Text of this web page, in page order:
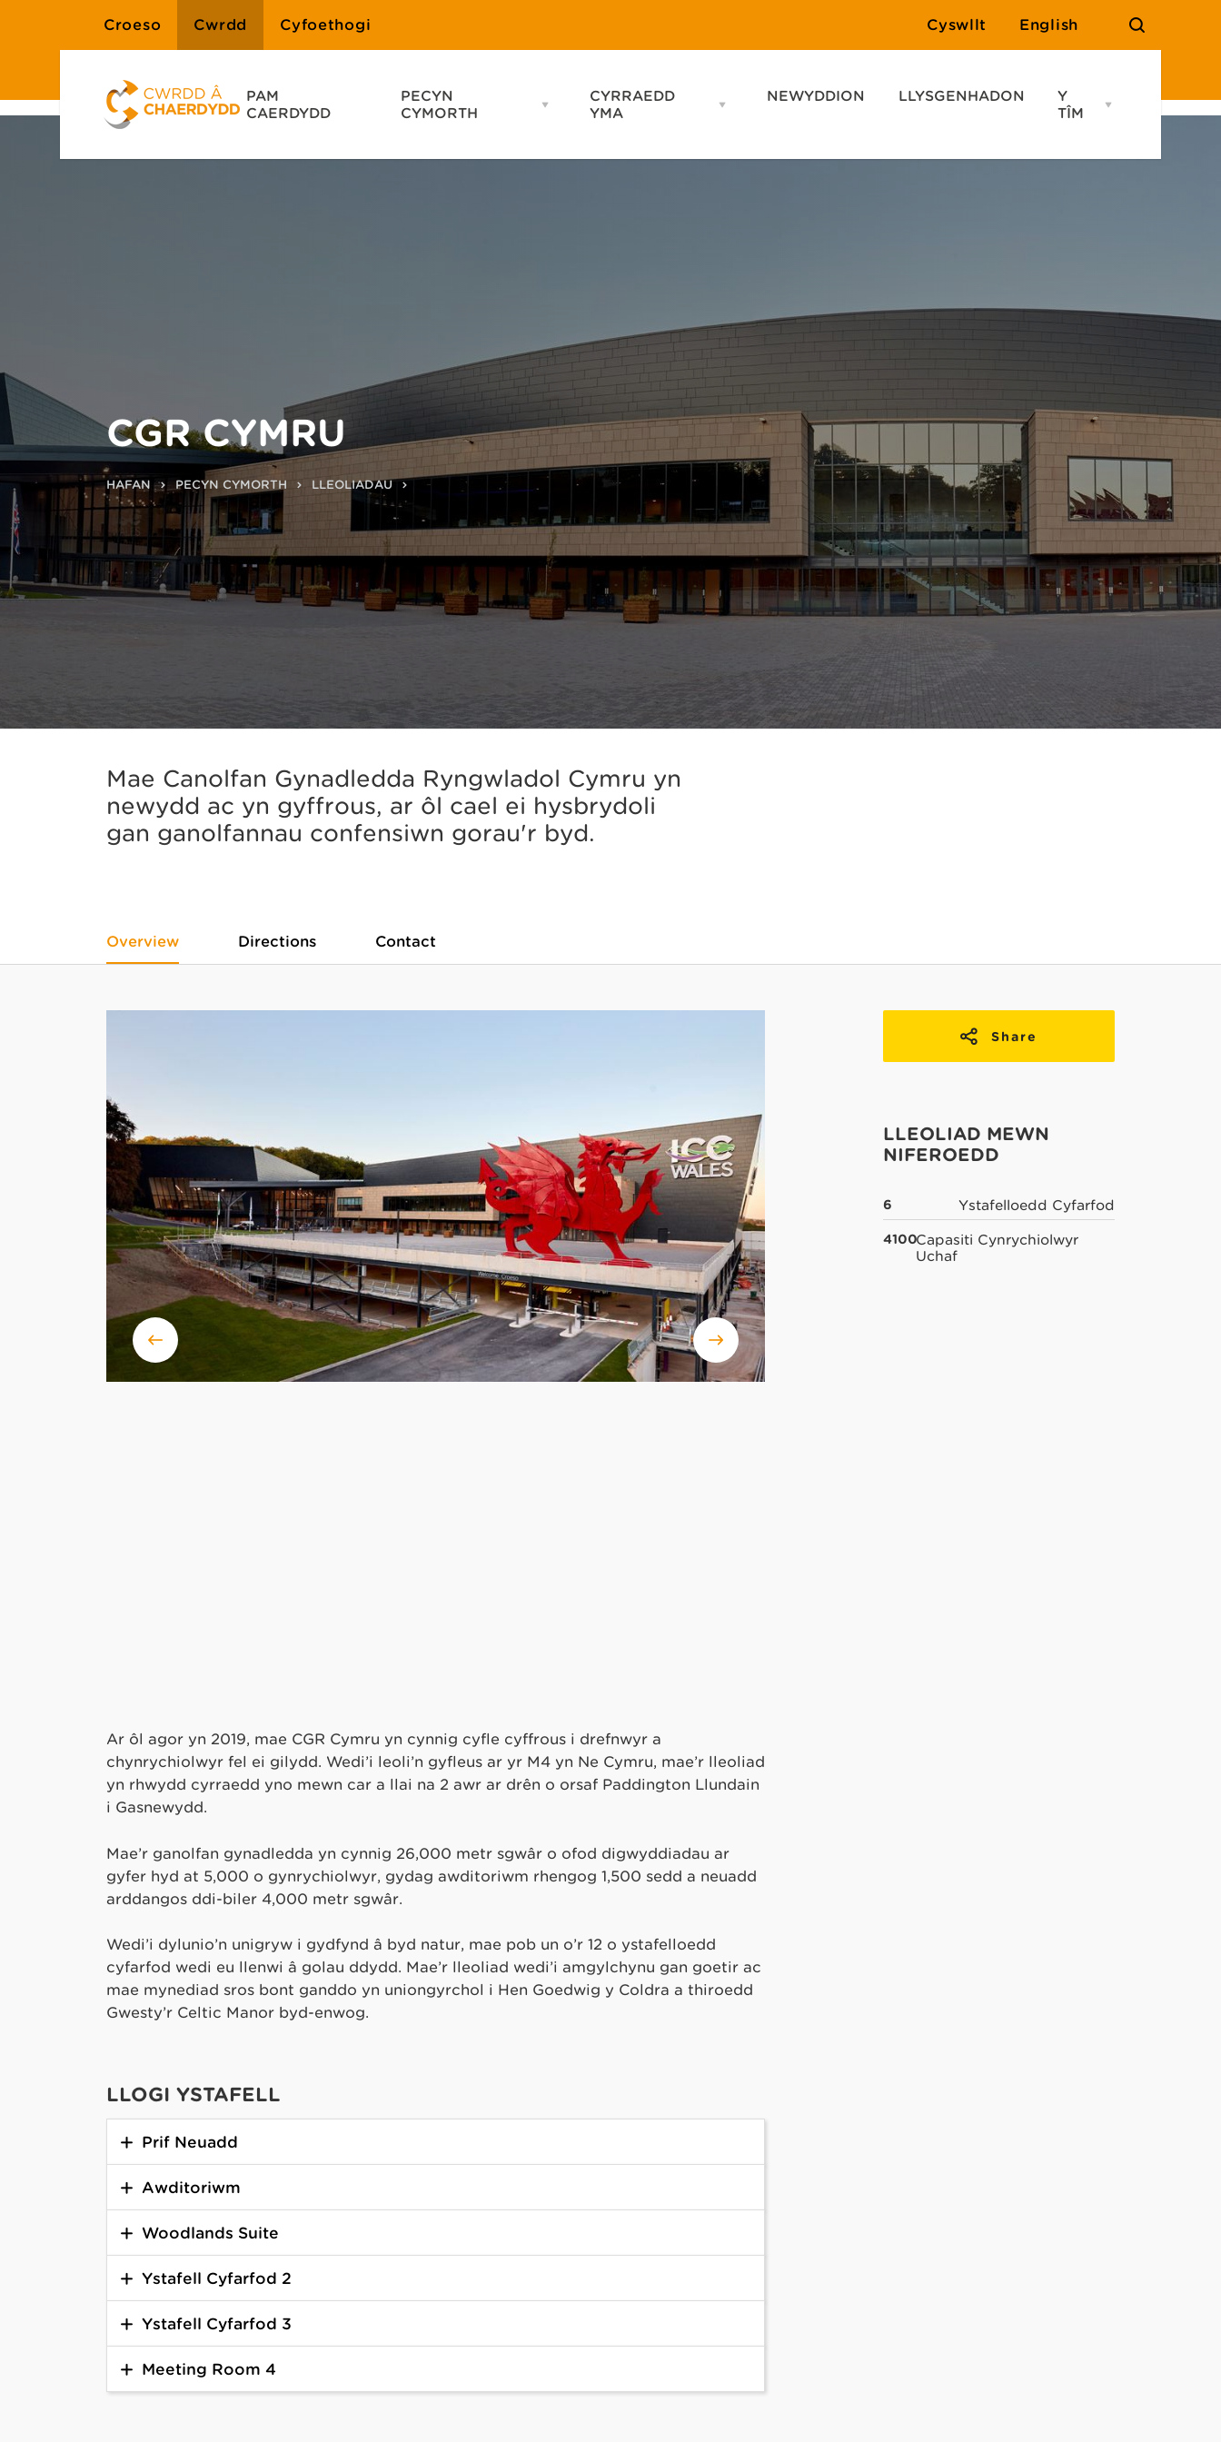
Croeso Cwrdd Cyfoethogi Cyswllt English
PAM
CAERDYDD
PECYN
CYMORTH
Open
menu
CYRRAEDD
YMA
Open
menu
NEWYDDION LLYSGENHADON
Y
TÎM
Open
menu
CGR CYMRU
HAFAN PECYN CYMORTH LLEOLIADAU
Mae Canolfan Gynadledda Ryngwladol Cymru yn
newydd ac yn gyffrous, ar ôl cael ei hysbrydoli
gan ganolfannau confensiwn gorau'r byd.
Overview Directions Contact
Share
LLEOLIAD MEWN
NIFEROEDD
6 Ystafelloedd Cyfarfod
4100Capasiti Cynrychiolwyr
Uchaf
Ar ôl agor yn 2019, mae CGR Cymru yn cynnig cyfle cyffrous i drefnwyr a
chynrychiolwyr fel ei gilydd. Wedi’i leoli’n gyfleus ar yr M4 yn Ne Cymru, mae’r lleoliad
yn rhwydd cyrraedd yno mewn car a llai na 2 awr ar drên o orsaf Paddington Llundain
i Gasnewydd.
Mae’r ganolfan gynadledda yn cynnig 26,000 metr sgwâr o ofod digwyddiadau ar
gyfer hyd at 5,000 o gynrychiolwyr, gydag awditoriwm rhengog 1,500 sedd a neuadd
arddangos ddi-biler 4,000 metr sgwâr.
Wedi’i dylunio’n unigryw i gydfynd â byd natur, mae pob un o’r 12 o ystafelloedd
cyfarfod wedi eu llenwi â golau ddydd. Mae’r lleoliad wedi’i amgylchynu gan goetir ac
mae mynediad sros bont ganddo yn uniongyrchol i Hen Goedwig y Coldra a thiroedd
Gwesty’r Celtic Manor byd-enwog.
LLOGI YSTAFELL
Prif Neuadd
Awditoriwm
Woodlands Suite
Ystafell Cyfarfod 2
Ystafell Cyfarfod 3
Meeting Room 4